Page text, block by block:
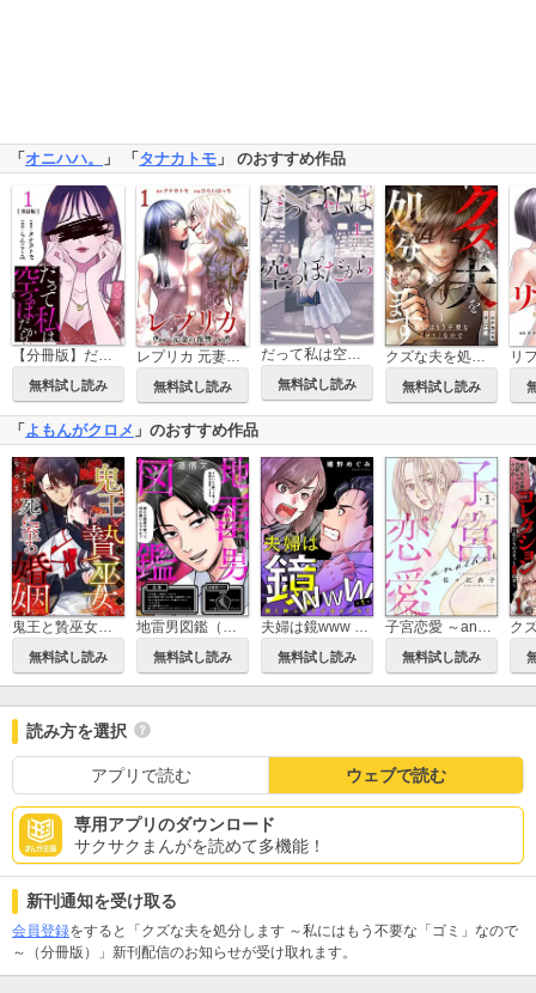
「 オニハハ。 」 「 タナカトモ 」 のおすすめ作品
【分冊版】だって私は空っぽだから
無料試し読み 無料試し読み 無料試し読み 無料試し読み
「よもんがクロメ 」のおすすめ作品
鬼王と贄巫女の死に至る婚姻（分冊版）
無料試し読み
地雷男図鑑（分冊版）
無料試し読み
夫婦は鏡www 醜く映ったクズはどっち？（分冊版）
無料試し読み
子宮恋愛 ～another～（分冊版）
無料試し読み
読み方を選択
アプリで読む ウェブで読む
専用アプリのダウンロード
サクサクまんがを読めて多機能！
新刊通知を受け取る
会員登録をすると「クズな夫を処分します ～私にはもう不要な「ゴミ」なので
～（分冊版）」新刊配信のお知らせが受け取れます。